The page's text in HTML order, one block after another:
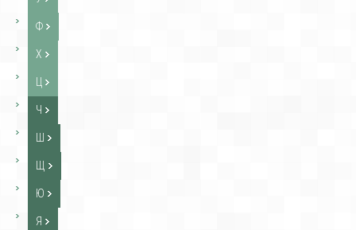
Ф
Х
Ч
Ю
Я